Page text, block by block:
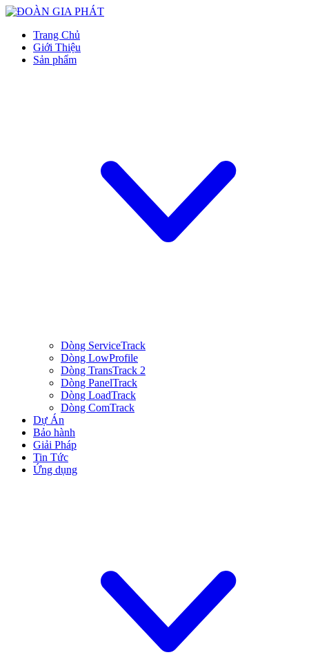
Trang Chủ
Giới Thiệu
Sản phẩm
Dòng ServiceTrack
Dòng LowProfile
Dòng TransTrack 2
Dòng PanelTrack
Dòng LoadTrack
Dòng ComTrack
Dự Án
Bảo hành
Giải Pháp
Tin Tức
Ứng dụng